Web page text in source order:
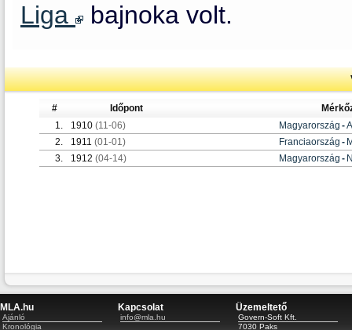
Liga
bajnoka volt.
# Időpont
1.
1910 (11-06) Magyarország -
2.
1911 (01-01) Franciaország -
3.
1912 (04-14) Magyarország -
MLA.hu
Ajánló
Kronológia
Kapcsolat
info@mla.hu
Üzemeltető
Govern-Soft Kft.
7030 Paks